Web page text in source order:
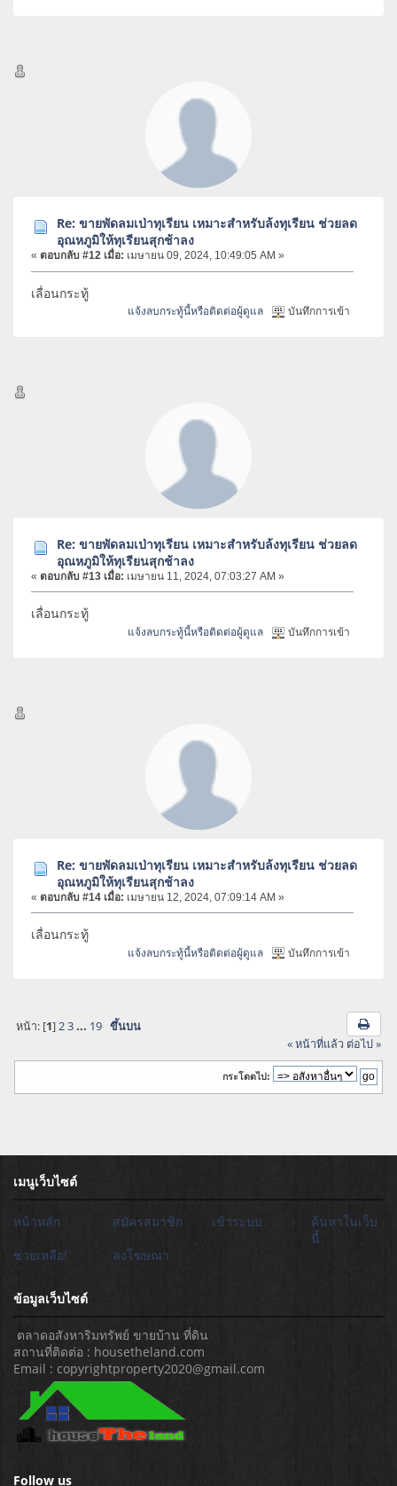
Re: ขายพัดลมเป่าทุเรียน เหมาะสำหรับล้งทุเรียน ช่วยลด
อุณหภูมิให้ทุเรียนสุกช้าลง
« ตอบกลับ #12 เมื่อ: เมษายน 09, 2024, 10:49:05 AM »
เลื่อนกระทู้
แจ้งลบกระทู้นี้หรือติดต่อผู้ดูแล บันทึกการเข้า
Re: ขายพัดลมเป่าทุเรียน เหมาะสำหรับล้งทุเรียน ช่วยลด
อุณหภูมิให้ทุเรียนสุกช้าลง
« ตอบกลับ #13 เมื่อ: เมษายน 11, 2024, 07:03:27 AM »
เลื่อนกระทู้
แจ้งลบกระทู้นี้หรือติดต่อผู้ดูแล บันทึกการเข้า
Re: ขายพัดลมเป่าทุเรียน เหมาะสำหรับล้งทุเรียน ช่วยลด
อุณหภูมิให้ทุเรียนสุกช้าลง
« ตอบกลับ #14 เมื่อ: เมษายน 12, 2024, 07:09:14 AM »
เลื่อนกระทู้
แจ้งลบกระทู้นี้หรือติดต่อผู้ดูแล บันทึกการเข้า
หน้า: [1]2 3 ... 19 ขึ้นบน
« หน้าที่แล้ว ต่อไป »
กระโดดไป:
เมนูเว็บไซต์
หน้าหลัก สมัครสมาชิก เข้าระบบ
ค้นหาในเว็บ
นี้
ช่วยเหลือ!
ลงโฆษณา
ข้อมูลเว็บไซต์
ตลาดอสังหาริมทรัพย์ ขายบ้าน ที่ดิน
สถานที่ติดต่อ : housetheland.com
Email : copyrightproperty2020@gmail.com
Follow us